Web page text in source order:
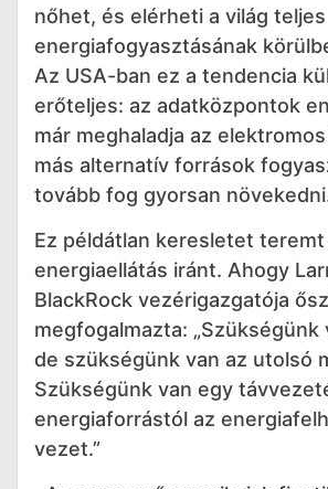
nőhet, és elérheti a világ teljes
energiafogyasztásának
Az USA-ban ez a tendencia
erőteljes: az adatközpontok
már meghaladja az
más alternatív források
tovább fog gyorsan
Ez példátlan keresletet
energiaellátás iránt. Ahogy
BlackRock vezérigazgatója
megfogalmazta: „Szükségünk
de szükségünk van az utolsó
Szükségünk van egy
energiaforrástól az
vezet.”